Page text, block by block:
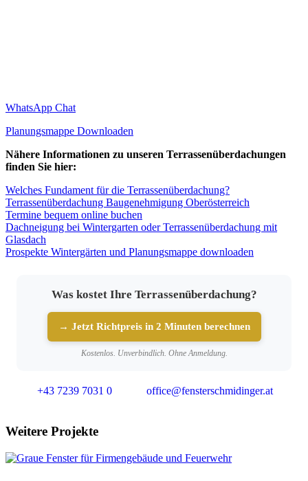
WhatsApp Chat
Planungsmappe Downloaden
Nähere Informationen zu unseren Terrassenüberdachungen
finden Sie hier:
Welches Fundament für die Terrassenüberdachung?
Terrassenüberdachung Baugenehmigung Oberösterreich
Termine bequem online buchen
Dachneigung bei Wintergarten oder Terrassenüberdachung mit
Glasdach
Prospekte Wintergärten und Planungsmappe downloaden
Was kostet Ihre Terrassenüberdachung?
→ Jetzt Richtpreis in 2 Minuten berechnen
Kostenlos. Unverbindlich. Ohne Anmeldung.
+43 7239 7031 0 office@fensterschmidinger.at
Weitere Projekte